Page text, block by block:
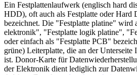
Ein Festplattenlaufwerk (englisch hard
HDD), oft auch als Festplatte oder Hard
bezeichnet. Die "Festplatte platine" wird
elektronik", "Festplatte logik platine",
oder einfach als "Festplatte PCB"
grüne) Leiterplatte, die an der Unterseite
ist. Donor-Karte für
der Elektronik dient lediglich zur